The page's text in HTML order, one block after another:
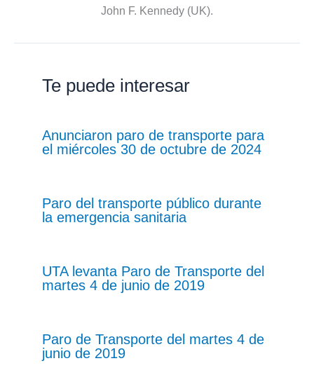
John F. Kennedy (UK).
Te puede interesar
Anunciaron paro de transporte para
el miércoles 30 de octubre de 2024
Paro del transporte público durante
la emergencia sanitaria
UTA levanta Paro de Transporte del
martes 4 de junio de 2019
Paro de Transporte del martes 4 de
junio de 2019